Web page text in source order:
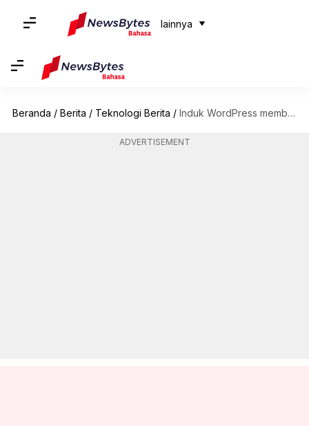
lainnya
Beranda / Berita / Teknologi Berita / Induk WordPress membeli aplikasi Texts untuk komunikasi sumber terbuka
ADVERTISEMENT